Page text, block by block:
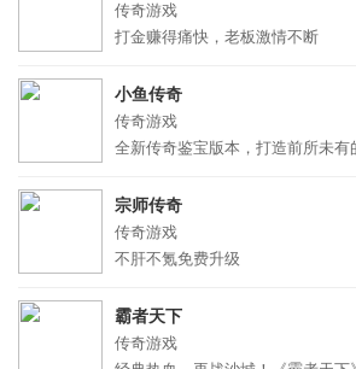
传奇游戏
打金赚得痛快，老板激情不断
小鱼传奇
传奇游戏
宗师传奇
传奇游戏
不肝不氪免费升级
霸者天下
传奇游戏